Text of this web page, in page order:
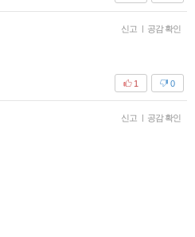
신고 | 공감 확인
0
1
신고 | 공감 확인